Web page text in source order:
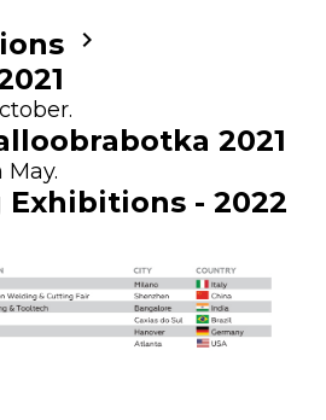
keyboard_arrow_right
2021
- 2022